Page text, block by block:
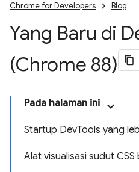
Chrome for Developers Blog
Yang Baru di
(Chrome 88)
Pada halaman ini
Startup DevTools yang
Alat visualisasi sudut CSS